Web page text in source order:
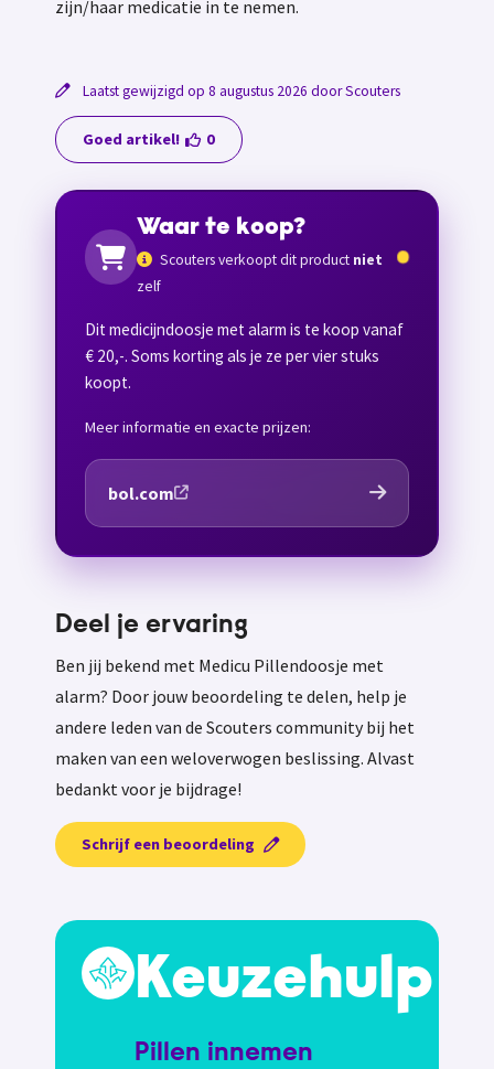
zijn/haar medicatie in te nemen.
Laatst gewijzigd op 8 augustus 2026 door Scouters
Goed artikel! 0
Waar te koop?
Scouters verkoopt dit product niet
zelf
Dit medicijndoosje met alarm is te koop vanaf
€ 20,-. Soms korting als je ze per vier stuks
koopt.
Meer informatie en exacte prijzen:
bol.com
Deel je ervaring
Ben jij bekend met Medicu Pillendoosje met
alarm? Door jouw beoordeling te delen, help je
andere leden van de Scouters community bij het
maken van een weloverwogen beslissing. Alvast
bedankt voor je bijdrage!
Schrijf een beoordeling
Keuzehulp
Pillen innemen